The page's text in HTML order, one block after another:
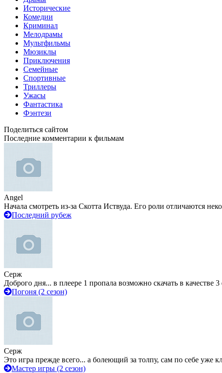
Исторические
Комедии
Криминал
Мелодрамы
Мультфильмы
Мюзиклы
Приключения
Семейные
Спортивные
Триллеры
Ужасы
Фантастика
Фэнтези
Поделиться сайтом
Последние комментарии к фильмам
Angel
Начала смотреть из-за Скотта Иствуда. Его роли отличаются
Последний рубеж
Серж
Доброго дня... в плеере 1 пропала возможно скачать в качестве
Погоня (2 сезон)
Серж
Это игра прежде всего... а болеющий за толпу, сам по себе уже
Мастер игры (2 сезон)